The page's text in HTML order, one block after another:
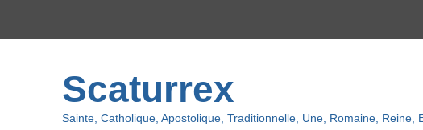
haut
Scaturrex
Sainte, Catholique, Apostolique, Traditionnelle, Une, Romaine, Reine,